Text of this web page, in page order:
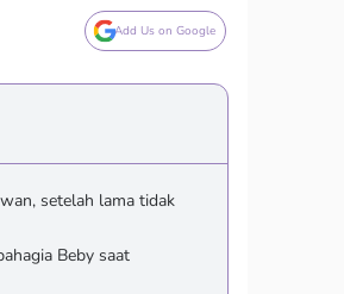
Add Us on Google
setelah lama tidak
Beby saat